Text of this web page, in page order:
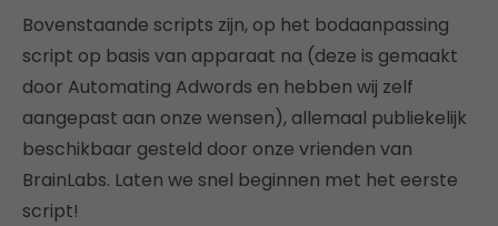
Bovenstaande scripts zijn, op het bodaanpassing
script op basis van apparaat na (deze is gemaakt
door Automating Adwords en hebben wij zelf
aangepast aan onze wensen), allemaal publiekelijk
beschikbaar gesteld door onze vrienden van
BrainLabs. Laten we snel beginnen met het eerste
script!